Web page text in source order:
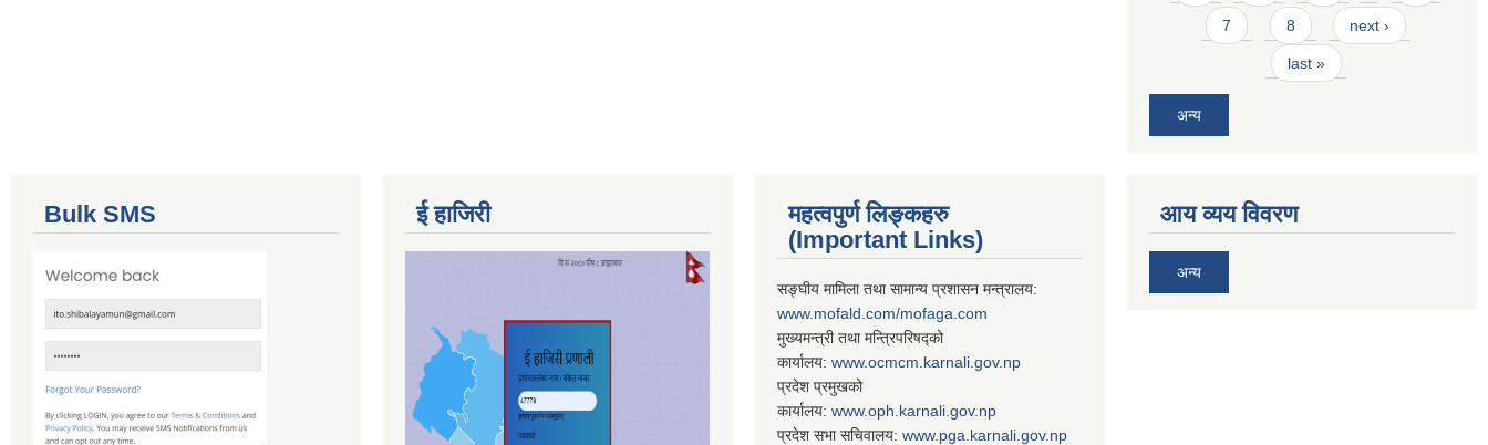
7 8 next ›
last »
अन्य
Bulk SMS ई हाजिरी
महत्वपुर्ण लिङ्कहरु
(Important Links)
सङ्घीय मामिला तथा सामान्य प्रशासन मन्त्रालय:
www.mofald.com/mofaga.com
मुख्यमन्त्री तथा मन्त्रिपरिषद्को
कार्यालय: www.ocmcm.karnali.gov.np
प्रदेश प्रमुखको
कार्यालय: www.oph.karnali.gov.np
प्रदेश सभा सचिवालय: www. pga.karnali.gov.np
आय व्यय विवरण
अन्य